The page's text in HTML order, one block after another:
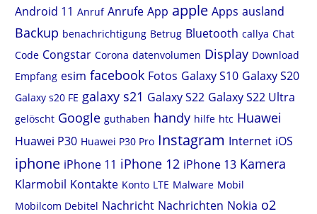
Android 11 Anruf Anrufe App apple Apps ausland
Backup benachrichtigung Betrug Bluetooth callya Chat
Code Congstar Corona datenvolumen Display Download
Empfang esim facebook Fotos Galaxy S10 Galaxy S20
Galaxy s20 FE galaxy s21 Galaxy S22 Galaxy S22 Ultra
gelöscht Google guthaben handy hilfe htc Huawei
Huawei P30 Huawei P30 Pro Instagram Internet iOS
iphone iPhone 11 iPhone 12 iPhone 13 Kamera
Klarmobil Kontakte Konto LTE Malware Mobil
Mobilcom Debitel Nachricht Nachrichten Nokia o2